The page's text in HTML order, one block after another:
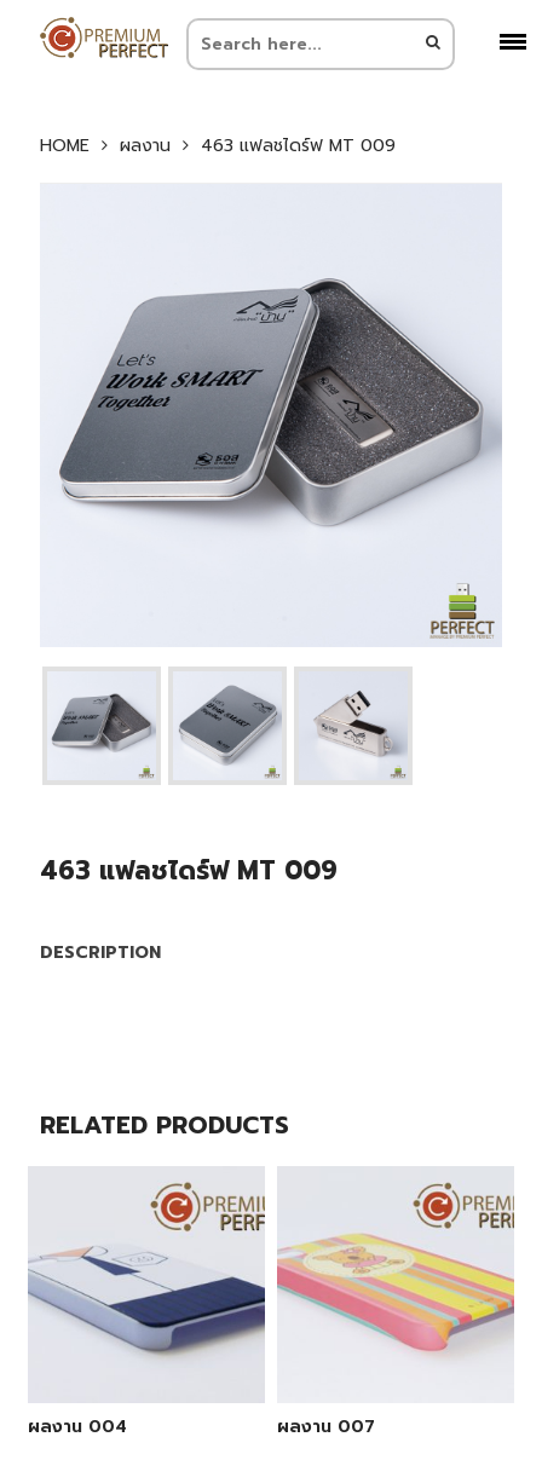
HOME ผลงาน 463 แฟลชไดร์ฟ MT 009
463 แฟลชไดร์ฟ MT 009
DESCRIPTION
RELATED PRODUCTS
ผลงาน 004 ผลงาน 007